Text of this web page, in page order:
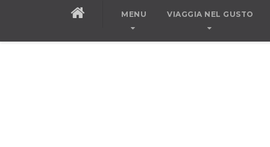
MENU VIAGGIA NEL GUSTO